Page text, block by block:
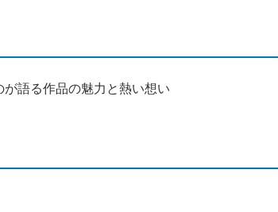
語る作品の魅力と熱い想い